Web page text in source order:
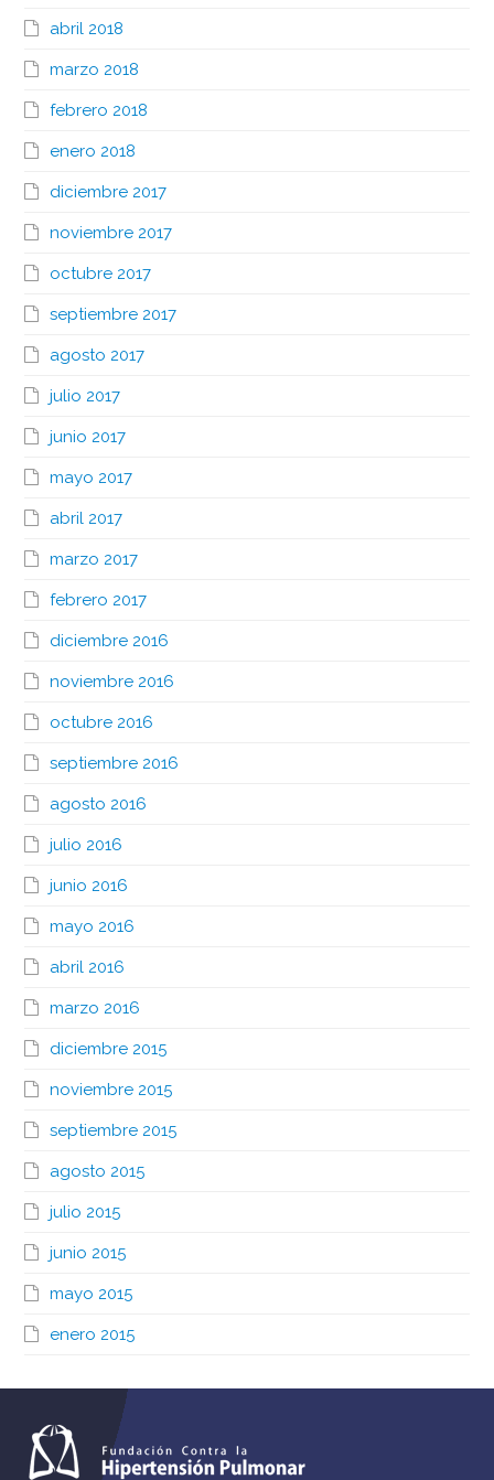
abril 2018
marzo 2018
febrero 2018
enero 2018
diciembre 2017
noviembre 2017
octubre 2017
septiembre 2017
agosto 2017
julio 2017
junio 2017
mayo 2017
abril 2017
marzo 2017
febrero 2017
diciembre 2016
noviembre 2016
octubre 2016
septiembre 2016
agosto 2016
julio 2016
junio 2016
mayo 2016
abril 2016
marzo 2016
diciembre 2015
noviembre 2015
septiembre 2015
agosto 2015
julio 2015
junio 2015
mayo 2015
enero 2015